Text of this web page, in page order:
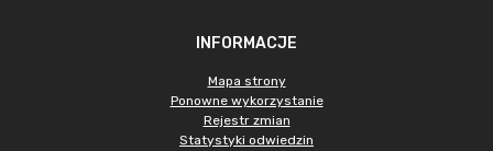
INFORMACJE
Mapa strony
Ponowne wykorzystanie
Rejestr zmian
Statystyki odwiedzin